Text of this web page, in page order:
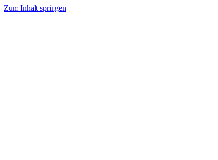
Zum Inhalt springen